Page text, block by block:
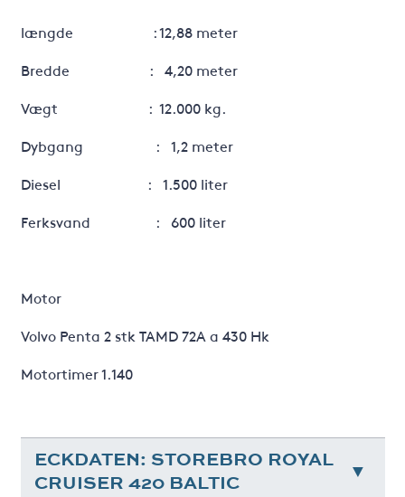
længde : 12,88 meter
Bredde : 4,20 meter
Vægt : 12.000 kg.
Dybgang : 1,2 meter
Diesel : 1.500 liter
Ferksvand : 600 liter
Motor
Volvo Penta 2 stk TAMD 72A a 430 Hk
Motortimer 1.140
ECKDATEN: STOREBRO ROYAL
CRUISER 420 BALTIC